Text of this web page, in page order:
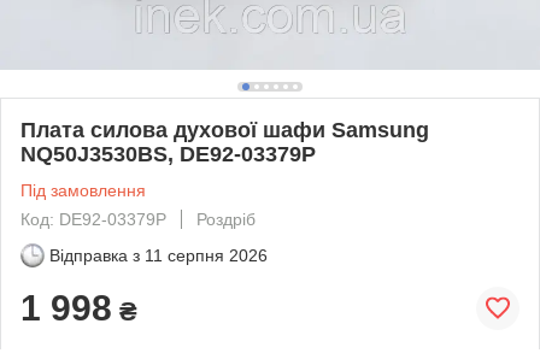
Плата силова духової шафи Samsung
NQ50J3530BS, DE92-03379P
Під замовлення
Код: DE92-03379P
Роздріб
Відправка з 11 серпня 2026
1 998 ₴